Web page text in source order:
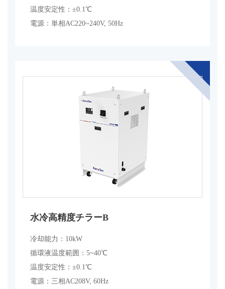
温度安定性：±0.1℃
電源：単相AC220~240V, 50Hz
水冷高精度チラーB
冷却能力：10kW
循環液温度範囲：5~40℃
温度安定性：±0.1℃
電源：三相AC208V, 60Hz